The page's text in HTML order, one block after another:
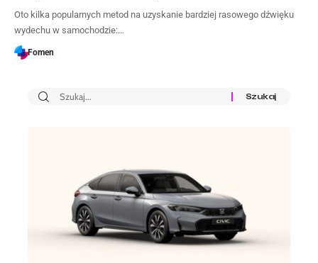
Oto kilka popularnych metod na uzyskanie bardziej rasowego dźwięku
wydechu w samochodzie:…
Fomen